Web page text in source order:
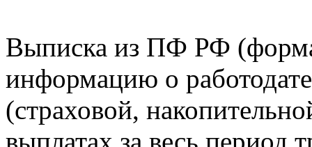
Выписка из ПФ РФ
информацию о
(страховой,
выплатах за весь период